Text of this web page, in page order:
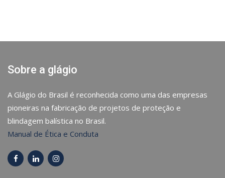
Sobre a glágio
A Glágio do Brasil é reconhecida como uma das empresas
pioneiras na fabricação de projetos de proteção e
blindagem balística no Brasil.
Manual de Ética e Conduta